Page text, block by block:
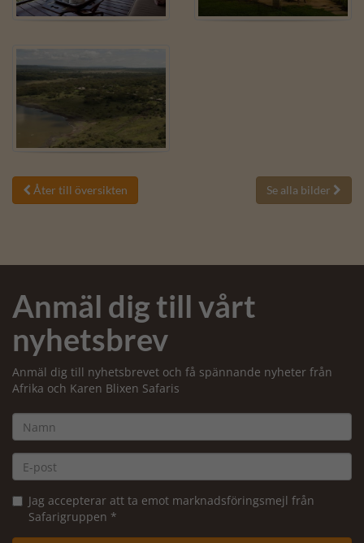
 Åter till översikten Se alla bilder 
Anmäl dig till vårt
nyhetsbrev
Anmäl dig till nyhetsbrevet och få spännande nyheter från
Afrika och Karen Blixen Safaris
Jag accepterar att ta emot marknadsföringsmejl från
Safarigruppen *